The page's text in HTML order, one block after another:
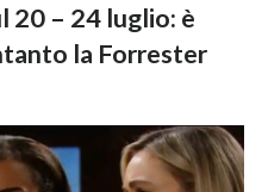
– 24 luglio: è
la Forrester